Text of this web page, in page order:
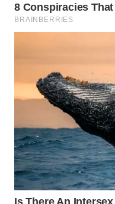
INDRAMAYU
WN
MAJALENGKA
WN
SUBANG
WN
SUKABUMI